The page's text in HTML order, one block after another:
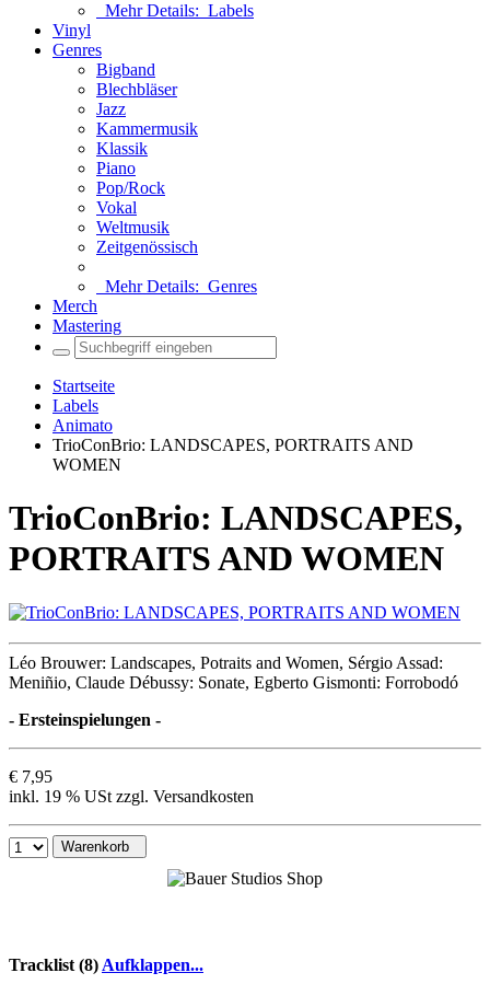
Mehr Details: Labels
Vinyl
Genres
Bigband
Blechbläser
Jazz
Kammermusik
Klassik
Piano
Pop/Rock
Vokal
Weltmusik
Zeitgenössisch
Mehr Details: Genres
Merch
Mastering
Startseite
Labels
Animato
TrioConBrio: LANDSCAPES, PORTRAITS AND
WOMEN
TrioConBrio: LANDSCAPES,
PORTRAITS AND WOMEN
Léo Brouwer: Landscapes, Potraits and Women, Sérgio Assad:
Meniñio, Claude Débussy: Sonate, Egberto Gismonti: Forrobodó
- Ersteinspielungen -
€ 7,95
inkl. 19 % USt zzgl. Versandkosten
Warenkorb
Tracklist (8)Aufklappen...